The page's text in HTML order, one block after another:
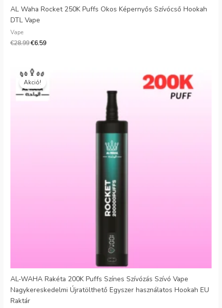
AL Waha Rocket 250K Puffs Okos Képernyős Szívócső Hookah
DTL Vape
Vape
€28.99€6.59
Akció!
AL-WAHA Rakéta 200K Puffs Színes Szívózás Szívó Vape
Nagykereskedelmi Újratölthető Egyszer használatos Hookah EU
Raktár
Eredeti
ár:
€30.99.